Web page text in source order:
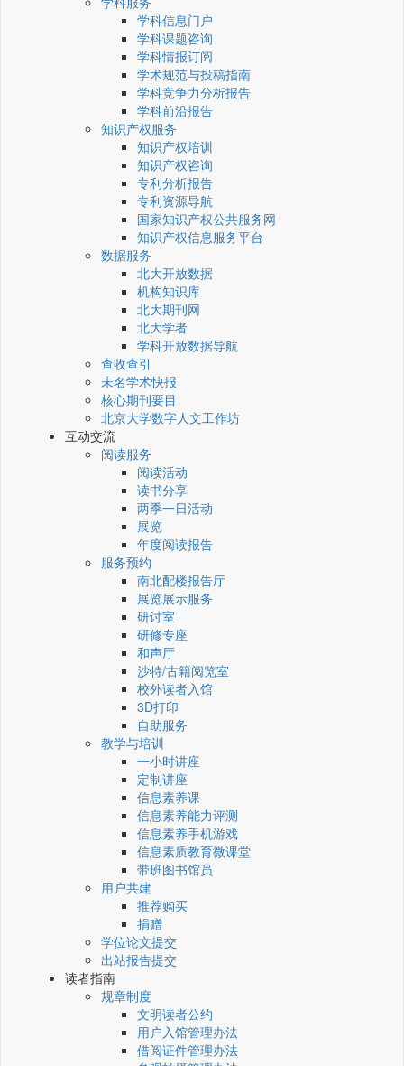
学科信息门户
学科课题咨询
学科情报订阅
学术规范与投稿指南
学科竞争力分析报告
学科前沿报告
知识产权服务
知识产权培训
知识产权咨询
专利分析报告
专利资源导航
国家知识产权公共服务网
知识产权信息服务平台
数据服务
北大开放数据
机构知识库
北大期刊网
北大学者
学科开放数据导航
查收查引
未名学术快报
核心期刊要目
北京大学数字人文工作坊
互动交流
阅读服务
阅读活动
读书分享
两季一日活动
展览
年度阅读报告
服务预约
南北配楼报告厅
展览展示服务
研讨室
研修专座
和声厅
沙特/古籍阅览室
校外读者入馆
3D打印
自助服务
教学与培训
一小时讲座
定制讲座
信息素养课
信息素养能力评测
信息素养手机游戏
信息素质教育微课堂
带班图书馆员
用户共建
推荐购买
捐赠
学位论文提交
出站报告提交
读者指南
规章制度
文明读者公约
用户入馆管理办法
借阅证件管理办法